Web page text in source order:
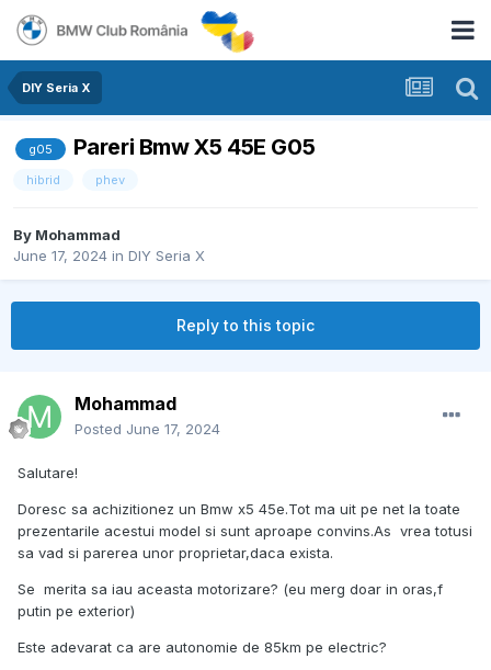
DIY Seria X
g05 Pareri Bmw X5 45E G05
hibrid phev
By Mohammad
June 17, 2024 in DIY Seria X
Reply to this topic
Mohammad
Posted June 17, 2024
Salutare!
Doresc sa achizitionez un Bmw x5 45e.Tot ma uit pe net la toate
prezentarile acestui model si sunt aproape convins.As vrea totusi
sa vad si parerea unor proprietar,daca exista.
Se merita sa iau aceasta motorizare? (eu merg doar in oras,f
putin pe exterior)
Este adevarat ca are autonomie de 85km pe electric?